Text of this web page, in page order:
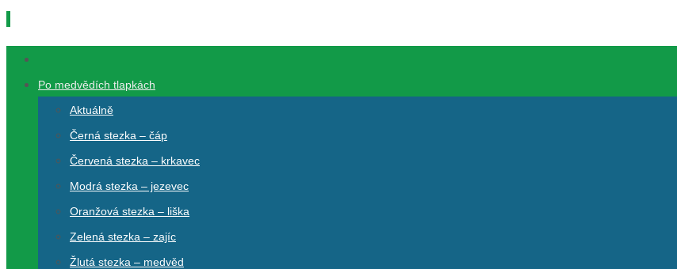
na
Přeskočit
Po medvědích tlapkách
Aktuálně
Černá stezka – čáp
Červená stezka – krkavec
Modrá stezka – jezevec
Oranžová stezka – liška
Zelená stezka – zajíc
Žlutá stezka – medvěd